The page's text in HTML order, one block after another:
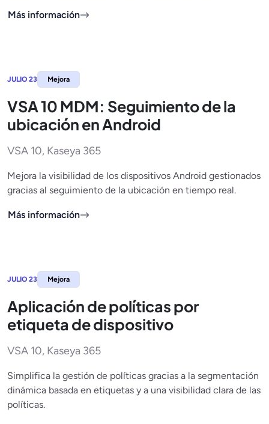
Más información
JULIO 23 Mejora
VSA 10 MDM: Seguimiento de la
ubicación en Android
VSA 10, Kaseya 365
Mejora la visibilidad de los dispositivos Android gestionados
gracias al seguimiento de la ubicación en tiempo real.
Más información
JULIO 23 Mejora
Aplicación de políticas por
etiqueta de dispositivo
VSA 10, Kaseya 365
Simplifica la gestión de políticas gracias a la segmentación
dinámica basada en etiquetas y a una visibilidad clara de las
políticas.